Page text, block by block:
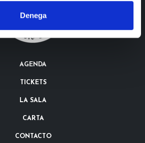
Denega
AGENDA
TICKETS
LA SALA
CARTA
CONTACTO